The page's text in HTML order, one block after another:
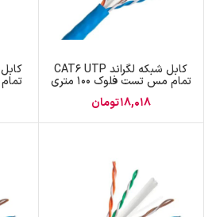
کابل شبکه لگراند CAT6 UTP
تمام مس تست فلوک 100 متری
18,018تومان